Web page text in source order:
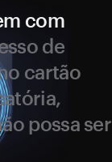
com
de
cartão
possa ser